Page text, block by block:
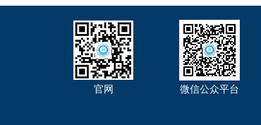
官网 微信公众平台